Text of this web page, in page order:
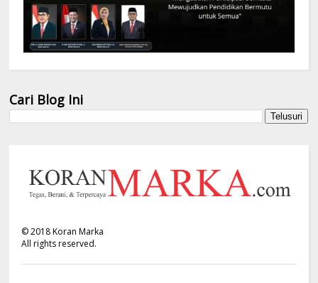
Cari Blog Ini
©2018Koran Marka
All rights reserved.